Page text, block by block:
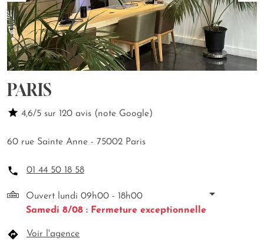
PARIS
4,6/5 sur 120 avis (note Google)
60 rue Sainte Anne - 75002 Paris
01 44 50 18 58
Ouvert lundi 09h00 - 18h00
Samedi 8/08 : Fermeture exceptionnelle
Voir l'agence